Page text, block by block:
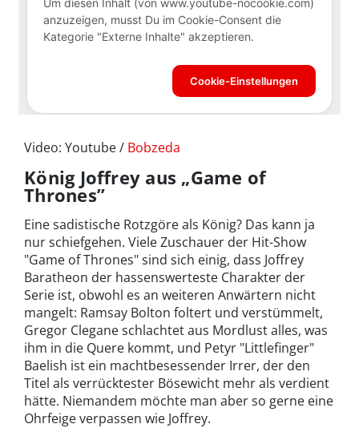
Video: Youtube / Bobzeda
König Joffrey aus „Game of
Thrones”
Eine sadistische Rotzgöre als König? Das kann ja
nur schiefgehen. Viele Zuschauer der Hit-Show
"Game of Thrones" sind sich einig, dass Joffrey
Baratheon der hassenswerteste Charakter der
Serie ist, obwohl es an weiteren Anwärtern nicht
mangelt: Ramsay Bolton foltert und verstümmelt,
Gregor Clegane schlachtet aus Mordlust alles, was
ihm in die Quere kommt, und Petyr "Littlefinger"
Baelish ist ein machtbesessender Irrer, der den
Titel als verrücktester Bösewicht mehr als verdient
hätte. Niemandem möchte man aber so gerne eine
Ohrfeige verpassen wie Joffrey.